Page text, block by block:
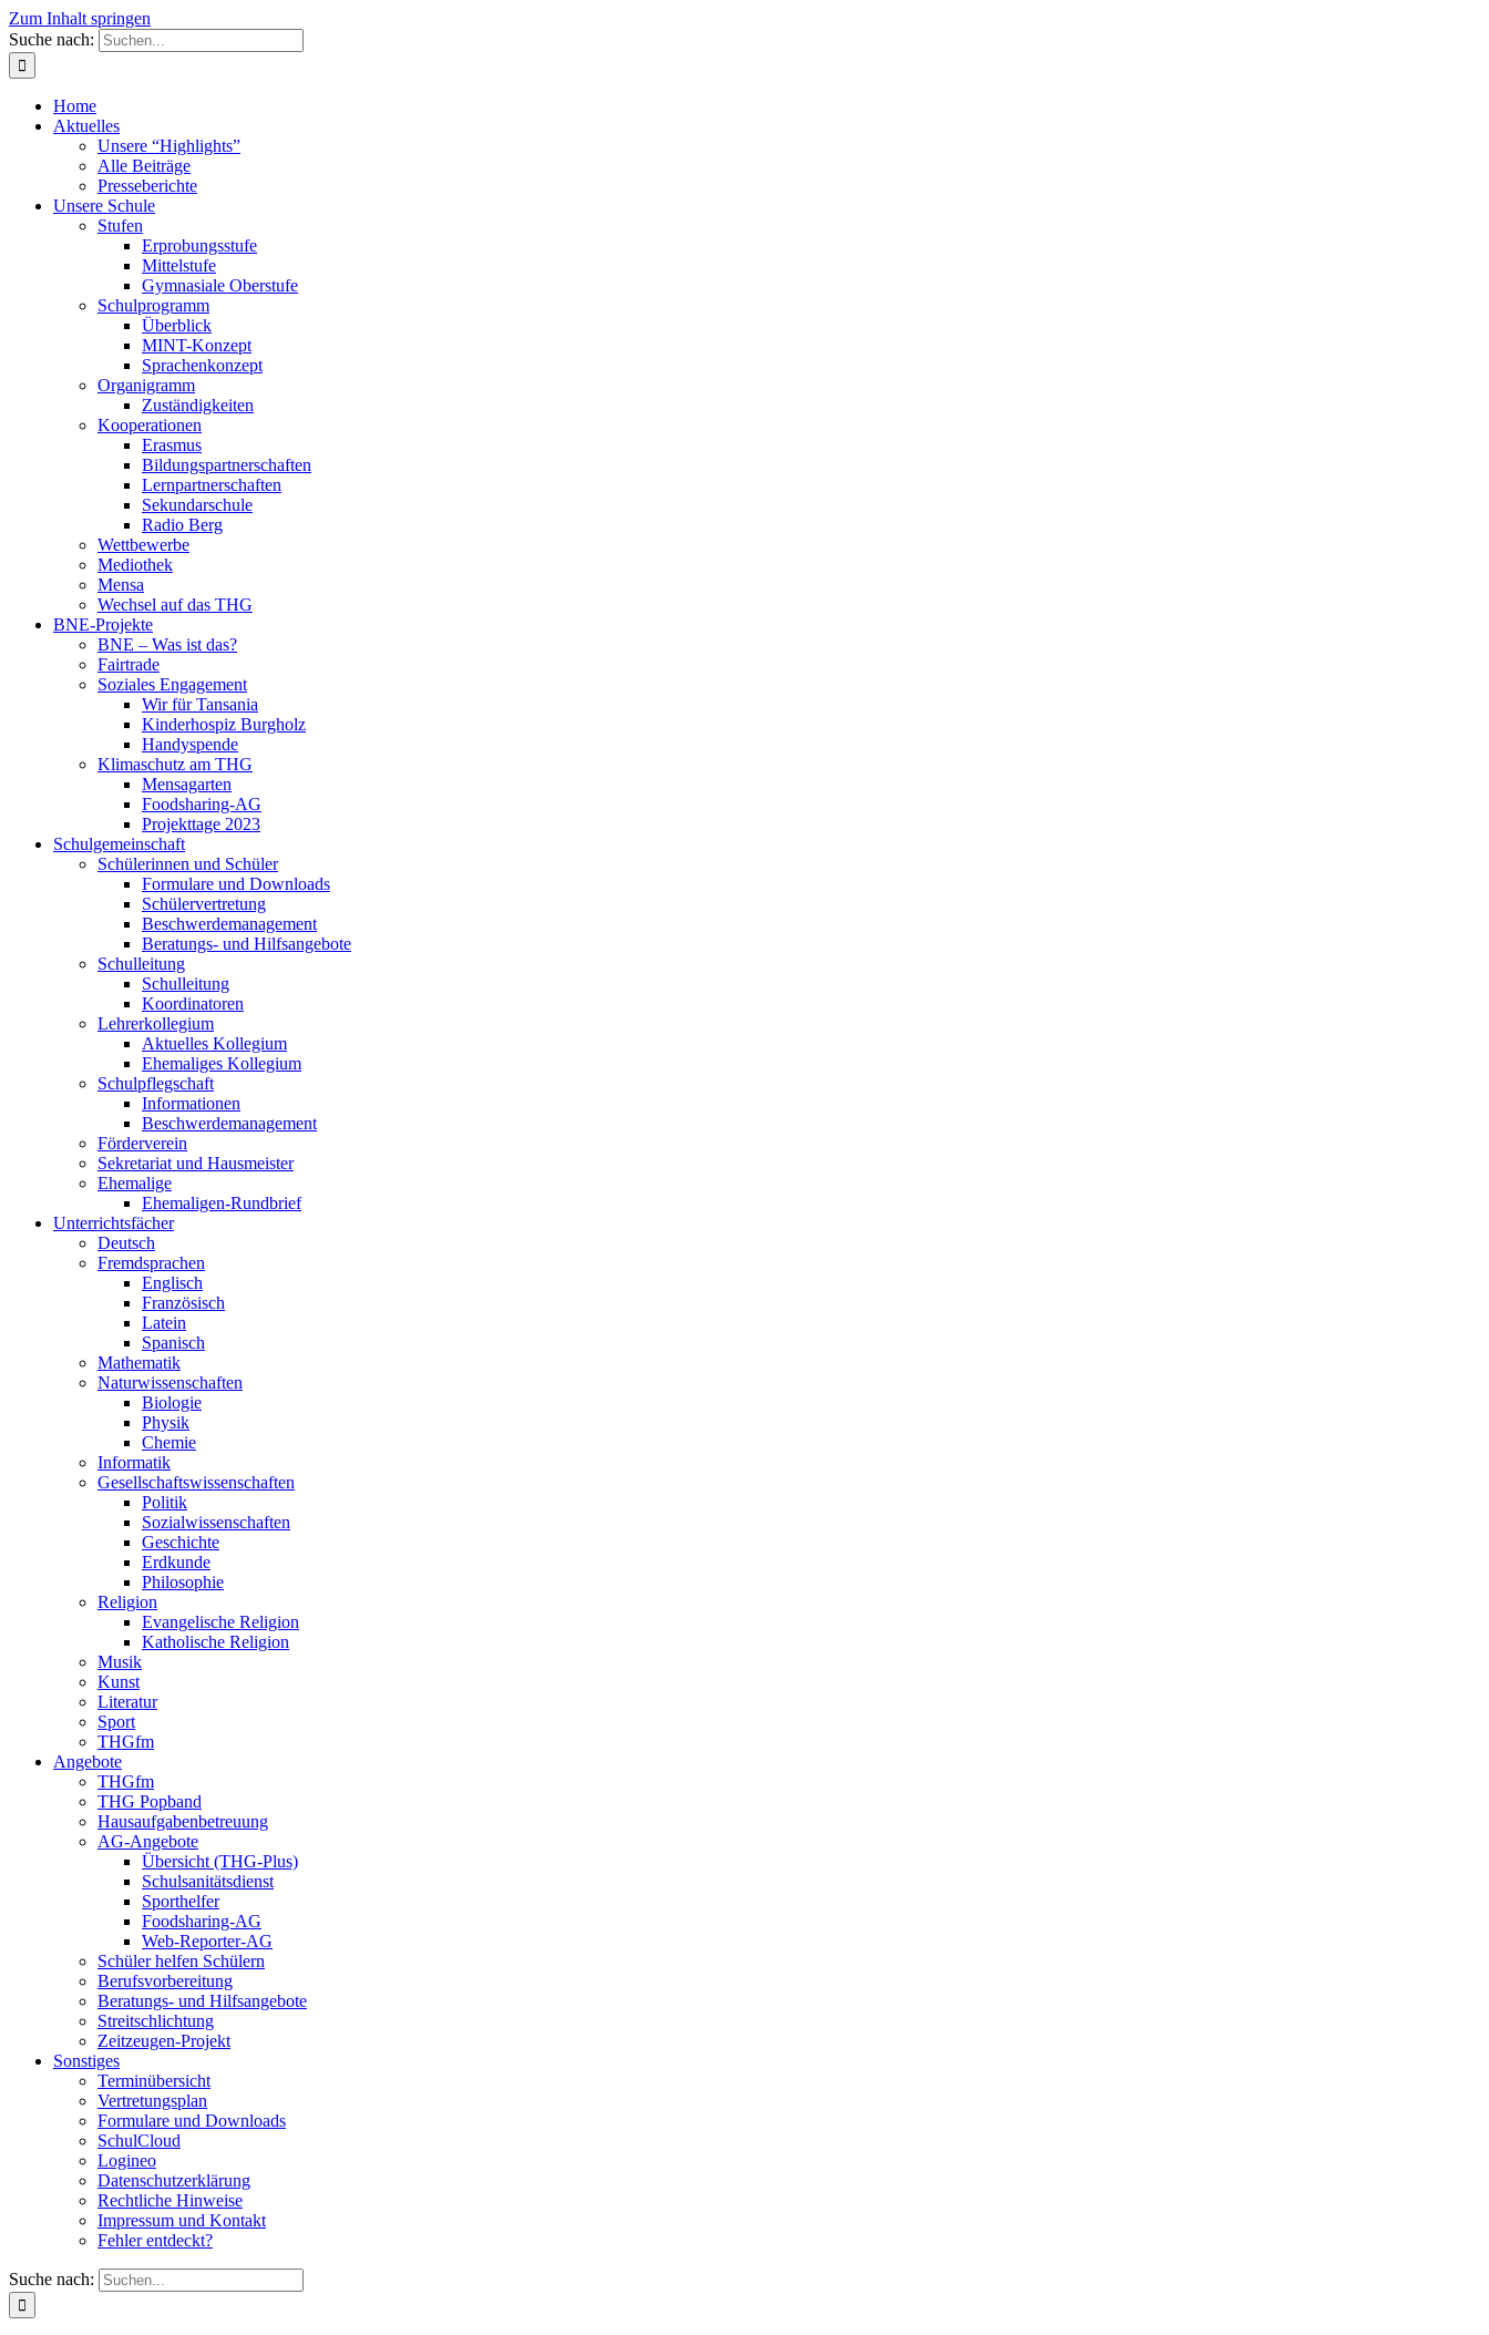
Zum Inhalt springen
Suche nach:
Home
Aktuelles
Unsere “Highlights”
Alle Beiträge
Presseberichte
Unsere Schule
Stufen
Erprobungsstufe
Mittelstufe
Gymnasiale Oberstufe
Schulprogramm
Überblick
MINT-Konzept
Sprachenkonzept
Organigramm
Zuständigkeiten
Kooperationen
Erasmus
Bildungspartnerschaften
Lernpartnerschaften
Sekundarschule
Radio Berg
Wettbewerbe
Mediothek
Mensa
Wechsel auf das THG
BNE-Projekte
BNE – Was ist das?
Fairtrade
Soziales Engagement
Wir für Tansania
Kinderhospiz Burgholz
Handyspende
Klimaschutz am THG
Mensagarten
Foodsharing-AG
Projekttage 2023
Schulgemeinschaft
Schülerinnen und Schüler
Formulare und Downloads
Schülervertretung
Beschwerdemanagement
Beratungs- und Hilfsangebote
Schulleitung
Schulleitung
Koordinatoren
Lehrerkollegium
Aktuelles Kollegium
Ehemaliges Kollegium
Schulpflegschaft
Informationen
Beschwerdemanagement
Förderverein
Sekretariat und Hausmeister
Ehemalige
Ehemaligen-Rundbrief
Unterrichtsfächer
Deutsch
Fremdsprachen
Englisch
Französisch
Latein
Spanisch
Mathematik
Naturwissenschaften
Biologie
Physik
Chemie
Informatik
Gesellschaftswissenschaften
Politik
Sozialwissenschaften
Geschichte
Erdkunde
Philosophie
Religion
Evangelische Religion
Katholische Religion
Musik
Kunst
Literatur
Sport
THGfm
Angebote
THGfm
THG Popband
Hausaufgabenbetreuung
AG-Angebote
Übersicht (THG-Plus)
Schulsanitätsdienst
Sporthelfer
Foodsharing-AG
Web-Reporter-AG
Schüler helfen Schülern
Berufsvorbereitung
Beratungs- und Hilfsangebote
Streitschlichtung
Zeitzeugen-Projekt
Sonstiges
Terminübersicht
Vertretungsplan
Formulare und Downloads
SchulCloud
Logineo
Datenschutzerklärung
Rechtliche Hinweise
Impressum und Kontakt
Fehler entdeckt?
Suche nach: